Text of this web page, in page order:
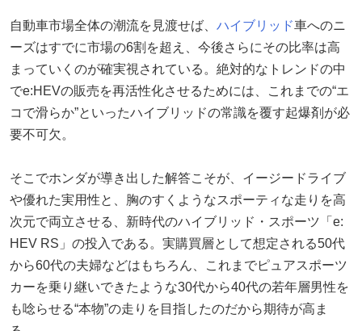
自動車市場全体の潮流を見渡せば、 ハイブリッド車へのニ
ーズはすでに市場の6割を超え、今後さらにその比率は高
まっていくのが確実視されている。絶対的なトレンドの中
でe:HEVの販売を再活性化させるためには、これまでの“エ
コで滑らか”といったハイブリッドの常識を覆す起爆剤が必
要不可欠。
そこでホンダが導き出した解答こそが、イージードライブ
や優れた実用性と、胸のすくようなスポーティな走りを高
次元で両立させる、新時代のハイブリッド・スポーツ「e:
HEV RS」の投入である。実購買層として想定される50代
から60代の夫婦などはもちろん、これまでピュアスポーツ
カーを乗り継いできたような30代から40代の若年層男性を
も唸らせる“本物”の走りを目指したのだから期待が高ま